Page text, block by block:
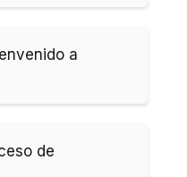
a
de